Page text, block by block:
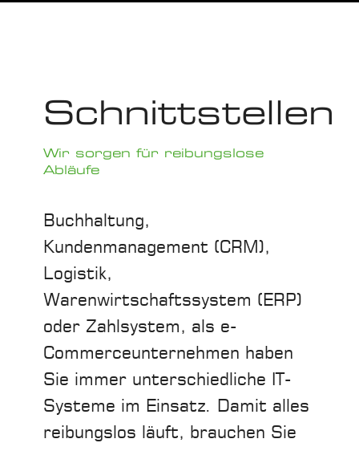
Schnittstellen
Wir sorgen für reibungslose
Abläufe
Buchhaltung,
Kundenmanagement (CRM),
Logistik,
Warenwirtschaftssystem (ERP)
oder Zahlsystem, als e-
Commerceunternehmen haben
Sie immer unterschiedliche IT-
Systeme im Einsatz. Damit alles
reibungslos läuft, brauchen Sie